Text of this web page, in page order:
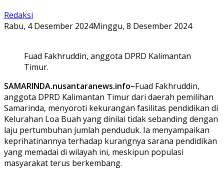
Redaksi
Rabu, 4 Desember 2024Minggu, 8 Desember 2024
Fuad Fakhruddin, anggota DPRD Kalimantan
Timur.
SAMARINDA.nusantaranews.info–Fuad Fakhruddin,
anggota DPRD Kalimantan Timur dari daerah pemilihan
Samarinda, menyoroti kekurangan fasilitas pendidikan di
Kelurahan Loa Buah yang dinilai tidak sebanding dengan
laju pertumbuhan jumlah penduduk. Ia menyampaikan
keprihatinannya terhadap kurangnya sarana pendidikan
yang memadai di wilayah ini, meskipun populasi
masyarakat terus berkembang.